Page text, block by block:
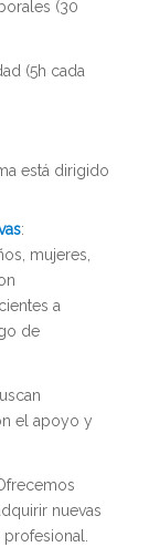
(30
(5h cada
está dirigido
:
mujeres,
a
de
el apoyo y
nuevas